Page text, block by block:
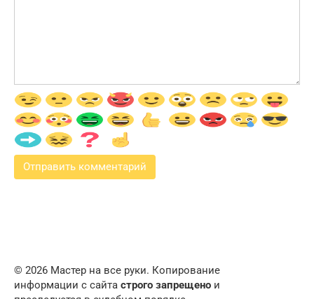
© 2026 Мастер на все руки. Копирование
информации с сайта строго запрещено и